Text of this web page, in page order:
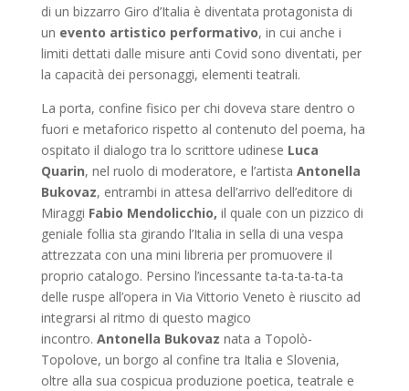
di un bizzarro Giro d’Italia è diventata protagonista di
un evento artistico performativo, in cui anche i
limiti dettati dalle misure anti Covid sono diventati, per
la capacità dei personaggi, elementi teatrali.
La porta, confine fisico per chi doveva stare dentro o
fuori e metaforico rispetto al contenuto del poema, ha
ospitato il dialogo tra lo scrittore udinese Luca
Quarin, nel ruolo di moderatore, e l’artista Antonella
Bukovaz, entrambi in attesa dell’arrivo dell’editore di
Miraggi Fabio Mendolicchio, il quale con un pizzico di
geniale follia sta girando l’Italia in sella di una vespa
attrezzata con una mini libreria per promuovere il
proprio catalogo. Persino l’incessante ta-ta-ta-ta-ta
delle ruspe all’opera in Via Vittorio Veneto è riuscito ad
integrarsi al ritmo di questo magico
incontro. Antonella Bukovaz nata a Topolò-
Topolove, un borgo al confine tra Italia e Slovenia,
oltre alla sua cospicua produzione poetica, teatrale e